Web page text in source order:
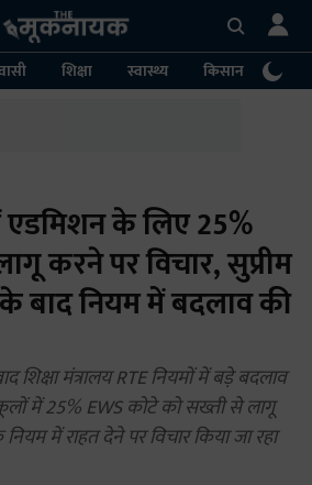
शिक्षा स्वास्थ्य किसान
एडमिशन के लिए 25%
करने पर विचार, सुप्रीम
बाद नियम में बदलाव की
शिक्षा मंत्रालय RTE नियमों में बड़े बदलाव
में 25% EWS कोटे को सख्ती से लागू
में राहत देने पर विचार किया जा रहा